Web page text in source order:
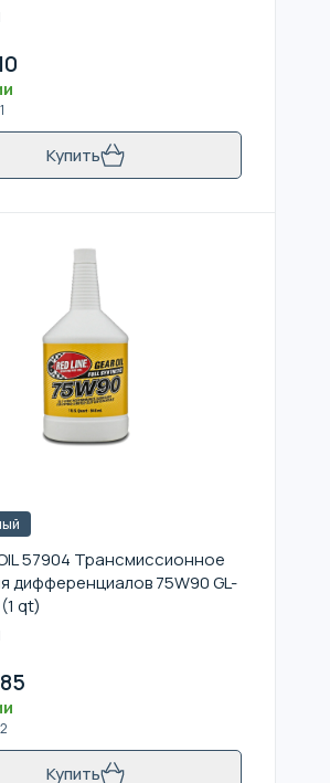
Купить
OIL 57904 Трансмиссионное
дифференциалов 75W90 GL-
qt)
Купить